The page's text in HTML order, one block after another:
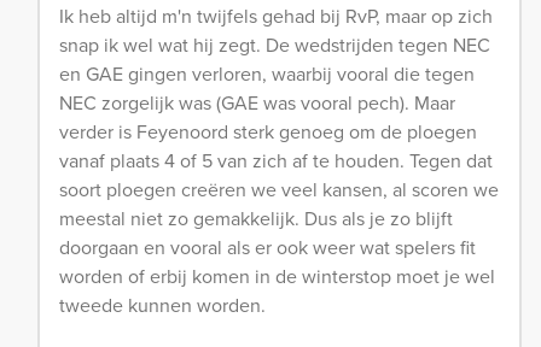
Ik heb altijd m'n twijfels gehad bij RvP, maar op zich
snap ik wel wat hij zegt. De wedstrijden tegen NEC
en GAE gingen verloren, waarbij vooral die tegen
NEC zorgelijk was (GAE was vooral pech). Maar
verder is Feyenoord sterk genoeg om de ploegen
vanaf plaats 4 of 5 van zich af te houden. Tegen dat
soort ploegen creëren we veel kansen, al scoren we
meestal niet zo gemakkelijk. Dus als je zo blijft
doorgaan en vooral als er ook weer wat spelers fit
worden of erbij komen in de winterstop moet je wel
tweede kunnen worden.